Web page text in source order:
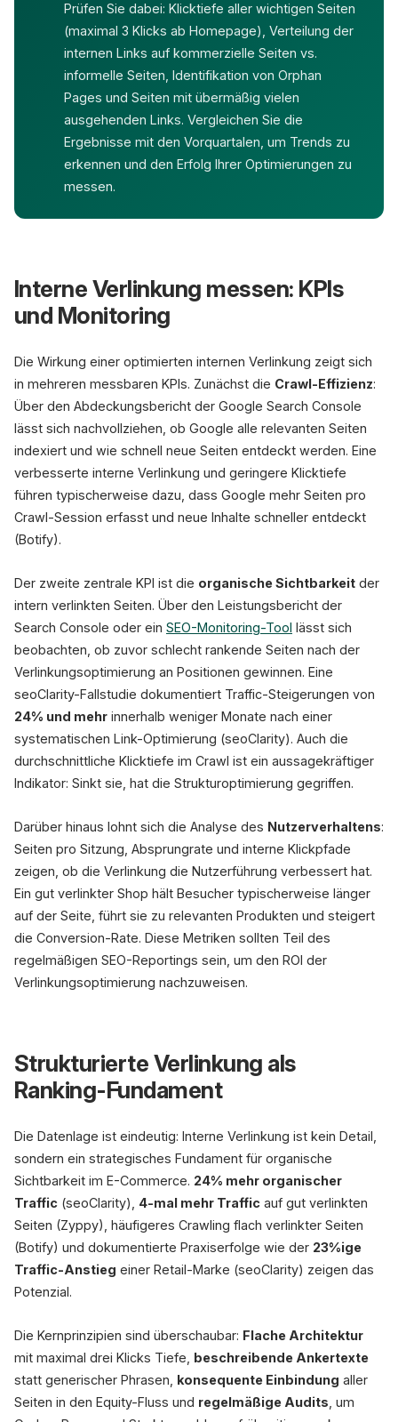
Prüfen Sie dabei: Klicktiefe aller wichtigen Seiten
(maximal 3 Klicks ab Homepage), Verteilung der
internen Links auf kommerzielle Seiten vs.
informelle Seiten, Identifikation von Orphan
Pages und Seiten mit übermäßig vielen
ausgehenden Links. Vergleichen Sie die
Ergebnisse mit den Vorquartalen, um Trends zu
erkennen und den Erfolg Ihrer Optimierungen zu
messen.
Interne Verlinkung messen: KPIs
und Monitoring
Die Wirkung einer optimierten internen Verlinkung zeigt sich
in mehreren messbaren KPIs. Zunächst die Crawl-Effizienz:
Über den Abdeckungsbericht der Google Search Console
lässt sich nachvollziehen, ob Google alle relevanten Seiten
indexiert und wie schnell neue Seiten entdeckt werden. Eine
verbesserte interne Verlinkung und geringere Klicktiefe
führen typischerweise dazu, dass Google mehr Seiten pro
Crawl-Session erfasst und neue Inhalte schneller entdeckt
(Botify).
Der zweite zentrale KPI ist die organische Sichtbarkeit der
intern verlinkten Seiten. Über den Leistungsbericht der
Search Console oder ein SEO-Monitoring-Tool lässt sich
beobachten, ob zuvor schlecht rankende Seiten nach der
Verlinkungsoptimierung an Positionen gewinnen. Eine
seoClarity-Fallstudie dokumentiert Traffic-Steigerungen von
24% und mehr innerhalb weniger Monate nach einer
systematischen Link-Optimierung (seoClarity). Auch die
durchschnittliche Klicktiefe im Crawl ist ein aussagekräftiger
Indikator: Sinkt sie, hat die Strukturoptimierung gegriffen.
Darüber hinaus lohnt sich die Analyse des Nutzerverhaltens:
Seiten pro Sitzung, Absprungrate und interne Klickpfade
zeigen, ob die Verlinkung die Nutzerführung verbessert hat.
Ein gut verlinkter Shop hält Besucher typischerweise länger
auf der Seite, führt sie zu relevanten Produkten und steigert
die Conversion-Rate. Diese Metriken sollten Teil des
regelmäßigen SEO-Reportings sein, um den ROI der
Verlinkungsoptimierung nachzuweisen.
Strukturierte Verlinkung als
Ranking-Fundament
Die Datenlage ist eindeutig: Interne Verlinkung ist kein Detail,
sondern ein strategisches Fundament für organische
Sichtbarkeit im E-Commerce. 24% mehr organischer
Traffic (seoClarity), 4-mal mehr Traffic auf gut verlinkten
Seiten (Zyppy), häufigeres Crawling flach verlinkter Seiten
(Botify) und dokumentierte Praxiserfolge wie der 23%ige
Traffic-Anstieg einer Retail-Marke (seoClarity) zeigen das
Potenzial.
Die Kernprinzipien sind überschaubar: Flache Architektur
mit maximal drei Klicks Tiefe, beschreibende Ankertexte
statt generischer Phrasen, konsequente Einbindung aller
Seiten in den Equity-Fluss und regelmäßige Audits , um